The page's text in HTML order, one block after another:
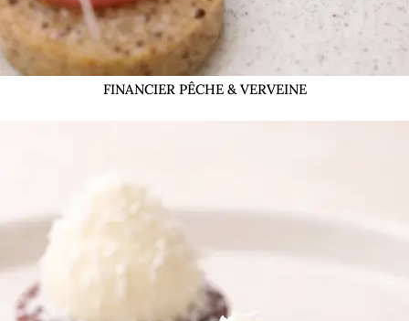
FINANCIER PÊCHE & VERVEINE